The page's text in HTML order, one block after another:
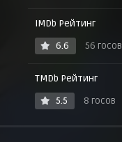
IMDb Рейтинг
6.6
56 госов
TMDb Рейтинг
5.5
8 госов